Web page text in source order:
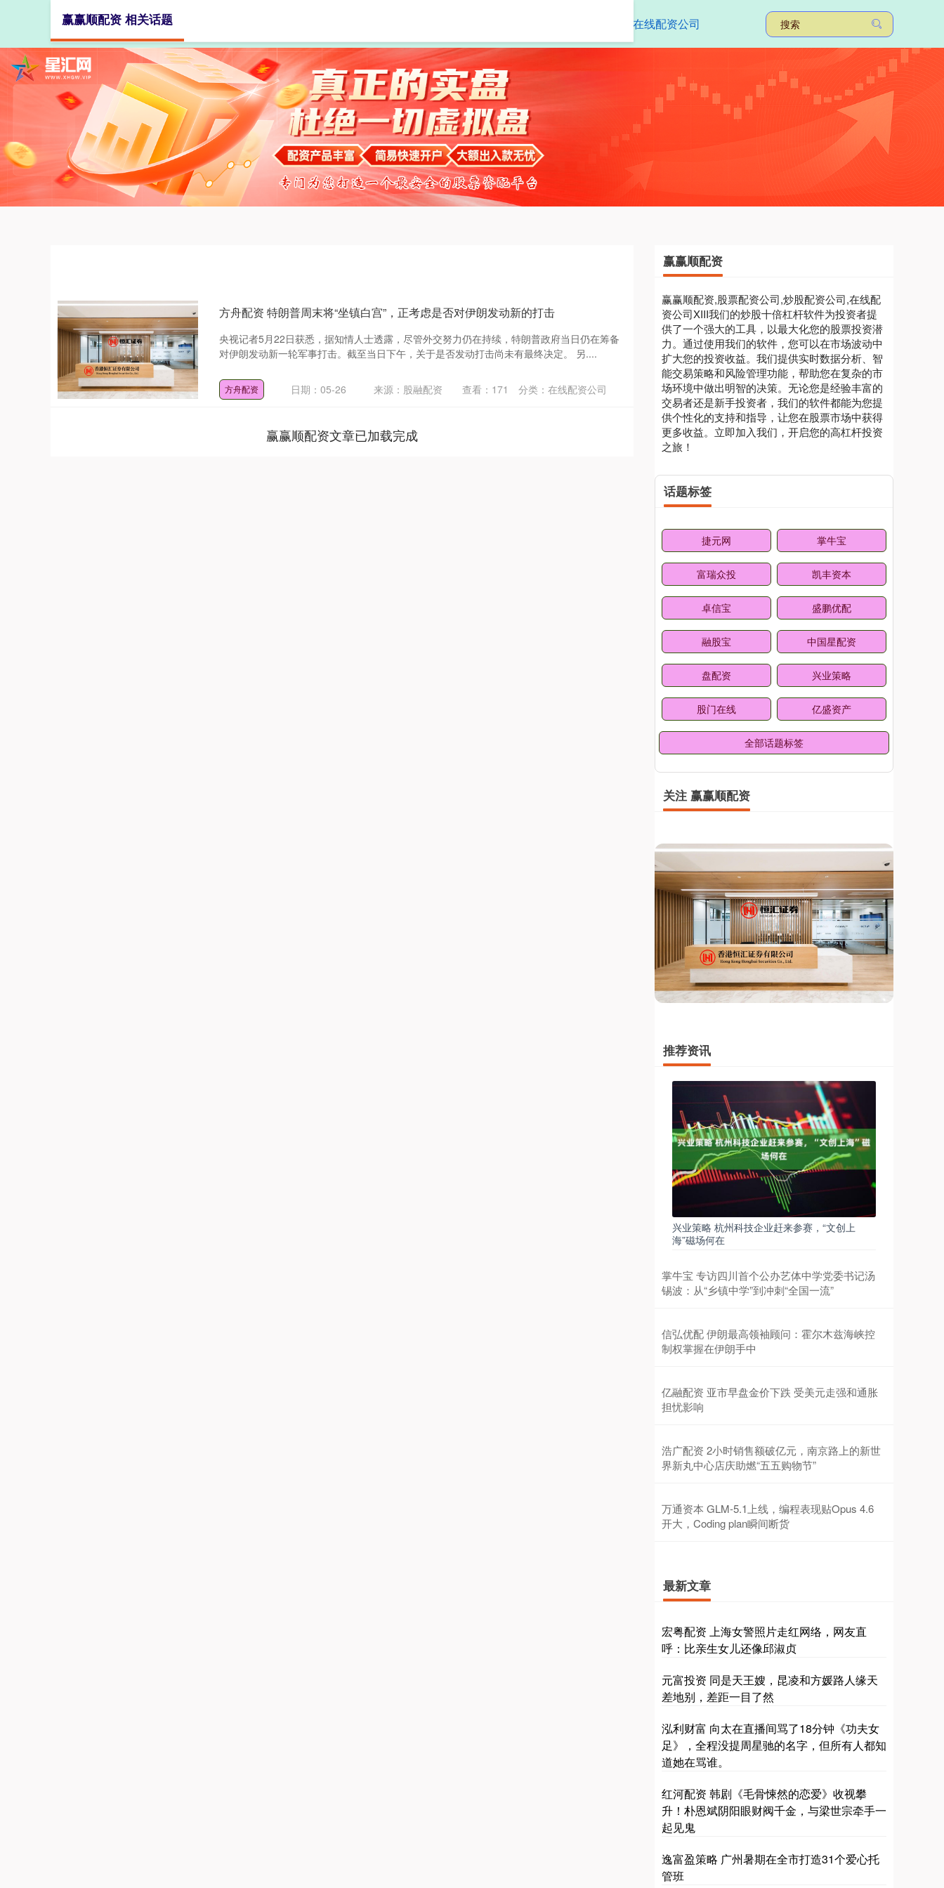
在线配资公司
赢赢顺配资 相关话题
方舟配资 特朗普周末将“坐镇白宫”，正考虑是否对伊朗发动新的打击
央视记者5月22日获悉，据知情人士透露，尽管外交努力仍在持续，特朗普政府当日仍在筹备
对伊朗发动新一轮军事打击。截至当日下午，关于是否发动打击尚未有最终决定。 另....
方舟配资 日期：05-26 来源：股融配资 查看： 171 分类： 在线配资公司
赢赢顺配资文章已加载完成
赢赢顺配资
赢赢顺配资,股票配资公司,炒股配资公司,在线配
资公司XIII‌我们的炒股十倍杠杆软件为投资者提
供了一个强大的工具，以最大化您的股票投资潜
力。通过使用我们的软件，您可以在市场波动中
扩大您的投资收益。我们提供实时数据分析、智
能交易策略和风险管理功能，帮助您在复杂的市
场环境中做出明智的决策。无论您是经验丰富的
交易者还是新手投资者，我们的软件都能为您提
供个性化的支持和指导，让您在股票市场中获得
更多收益。立即加入我们，开启您的高杠杆投资
之旅！
话题标签
捷元网 掌牛宝
富瑞众投 凯丰资本
卓信宝 盛鹏优配
融股宝 中国星配资
盘配资 兴业策略
股门在线 亿盛资产
全部话题标签
关注 赢赢顺配资
推荐资讯
兴业策略 杭州科技企业赶来参赛，“文创上
海”磁场何在
掌牛宝 专访四川首个公办艺体中学党委书记汤
锡波：从“乡镇中学”到冲刺“全国一流”
信弘优配 伊朗最高领袖顾问：霍尔木兹海峡控
制权掌握在伊朗手中
亿融配资 亚市早盘金价下跌 受美元走强和通胀
担忧影响
浩广配资 2小时销售额破亿元，南京路上的新世
界新丸中心店庆助燃“五五购物节”
万通资本 GLM-5.1上线，编程表现贴Opus 4.6
开大，Coding plan瞬间断货
最新文章
宏粤配资 上海女警照片走红网络，网友直
呼：比亲生女儿还像邱淑贞
元富投资 同是天王嫂，昆凌和方媛路人缘天
差地别，差距一目了然
泓利财富 向太在直播间骂了18分钟《功夫女
足》，全程没提周星驰的名字，但所有人都知
道她在骂谁。
红河配资 韩剧《毛骨悚然的恋爱》收视攀
升！朴恩斌阴阳眼财阀千金，与梁世宗牵手一
起见鬼
逸富盈策略 广州暑期在全市打造31个爱心托
管班